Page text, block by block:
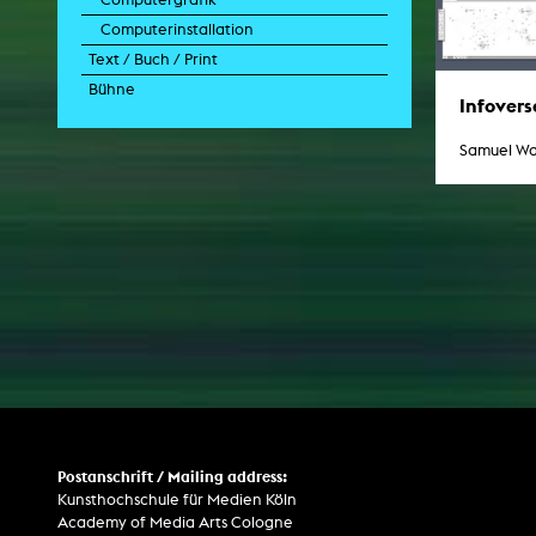
Computerinstallation
Text / Buch / Print
Dissertation
Bühne
Samuel
Postanschrift / Mailing address:
Kunsthochschule für Medien Köln
Academy of Media Arts Cologne